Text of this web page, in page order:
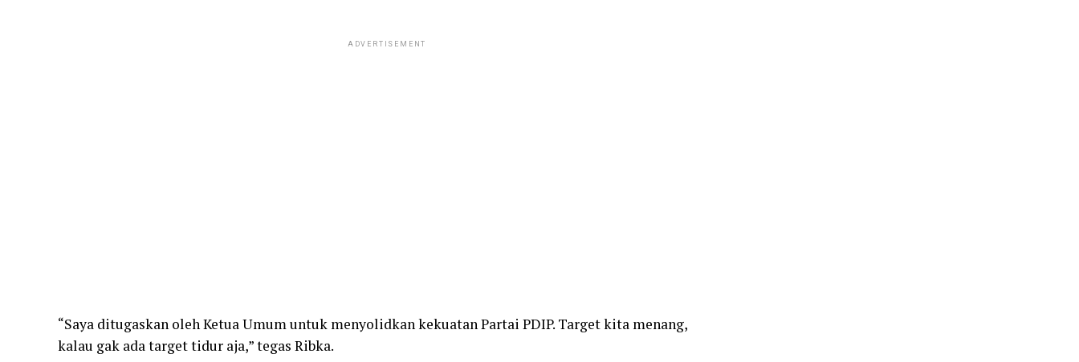
ADVERTISEMENT
“Saya ditugaskan oleh Ketua Umum untuk menyolidkan kekuatan Partai PDIP. Target kita menang,
kalau gak ada target tidur aja,” tegas Ribka.